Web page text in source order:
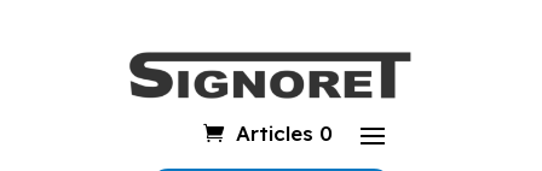
Articles 0